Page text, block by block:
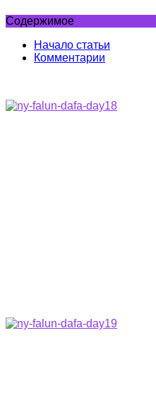
Содержимое
Начало статьи
Комментарии